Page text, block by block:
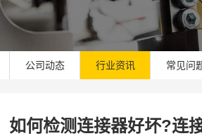
公司动态 行业资讯 常见问
如何检测连接器好坏?连